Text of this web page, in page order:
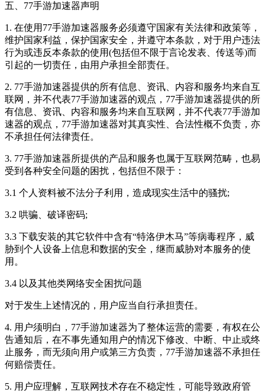
五、77手游加速器声明
1. 在使用77手游加速器服务必须遵守国家有关法律和政策等，
维护国家利益，保护国家安全，并遵守本条款，对于用户违法
行为或违反本条款的使用(包括但不限于言论发表、传送等)而
引起的一切责任，由用户承担全部责任。
2. 77手游加速器提供的所有信息、资讯、内容和服务均来自互
联网，并不代表77手游加速器的观点，77手游加速器提供的所
有信息、资讯、内容和服务均来自互联网，并不代表77手游加
速器的观点，77手游加速器对其真实性、合法性概不负责，亦
不承担任何法律责任。
3. 77手游加速器所提供的产品和服务也属于互联网范畴，也易
受到各种安全问题的困扰，包括但不限于：
3.1 个人资料被不法分子利用，造成现实生活中的骚扰;
3.2 哄骗、破译密码;
3.3 下载安装的其它软件中含有“特洛伊木马”等病毒程序，威
胁到个人设备上信息和数据的安全，继而威胁对本服务的使
用。
3.4 以及其他类网络安全困扰问题
对于发生上述情况的，用户应当自行承担责任。
4. 用户须明白，77手游加速器为了整体运营的需要，有权在公
告通知后，在不事先通知用户的情况下修改、中断、中止或终
止服务，而无须向用户或第三方负责，77手游加速器不承担任
何赔偿责任。
5. 用户应理解，互联网技术存在不稳定性，可能导致政府管